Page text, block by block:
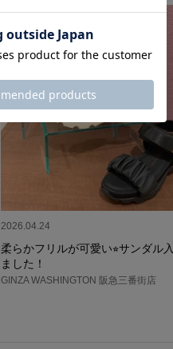
2026.04.24
柔らかフリルが可愛い⭐︎サンダル
ました！
GINZA WASHINGTON 阪急三番街店